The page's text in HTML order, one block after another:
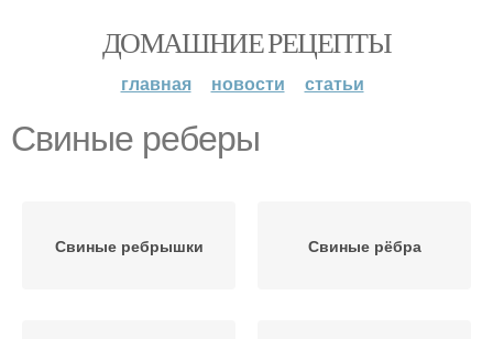
ДОМАШНИЕ РЕЦЕПТЫ
главная новости статьи
Свиные реберы
Свиные ребрышки Свиные рёбра